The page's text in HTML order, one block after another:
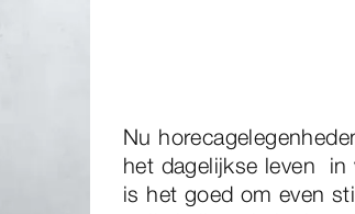
Nu
het dagelijkse leven in
is het goed om even